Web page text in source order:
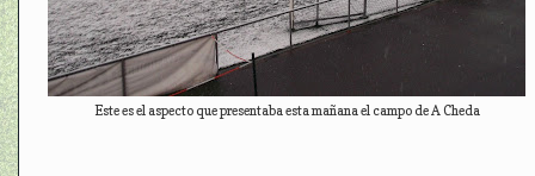
Este es el aspecto que presentaba esta mañana el campo de A Cheda